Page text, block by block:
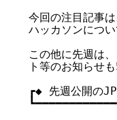
今回の注目記事
ハッカソンにつ
この他に先週は
ト等のお知らせ
┏◆ 先週公開の